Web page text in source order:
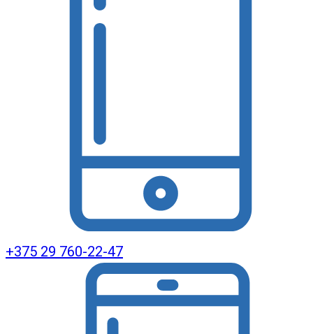
+375 29 760-22-47